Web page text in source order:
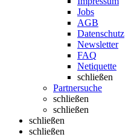
Jobs
AGB
Datenschutz
Newsletter
FAQ
Netiquette
schließen
Partnersuche
schließen
schließen
schließen
schließen